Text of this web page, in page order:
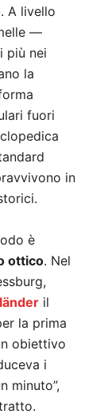
. A livello
—
più nei
la
fuori
in
è
ottico. Nel
il
la prima
obiettivo
i
minuto”,